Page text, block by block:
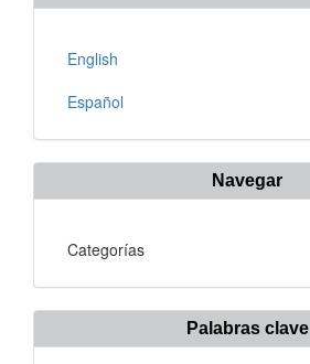
English
Español
Navegar
Categorías
Palabras clave